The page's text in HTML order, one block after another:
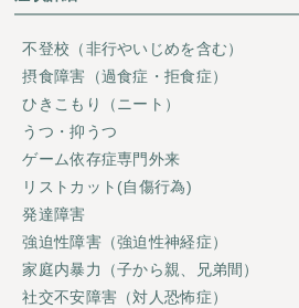
不登校（非行やいじめを含む）
摂食障害（過食症・拒食症）
ひきこもり（ニート）
うつ・抑うつ
ゲーム依存症専門外来
リストカット(自傷行為)
発達障害
強迫性障害（強迫性神経症）
家庭内暴力（子から親、兄弟間）
社交不安障害（対人恐怖症）